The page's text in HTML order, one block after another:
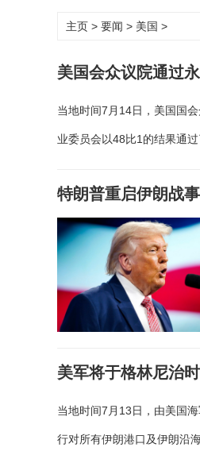
主页 > 要闻 > 美国 >
美国会众议院通过
当地时间7月14日，美国国
业委员会以48比1的结果通
特朗普重启伊朗战
美军将于格林尼治
当地时间7月13日，由美国
行对所有伊朗港口及伊朗沿